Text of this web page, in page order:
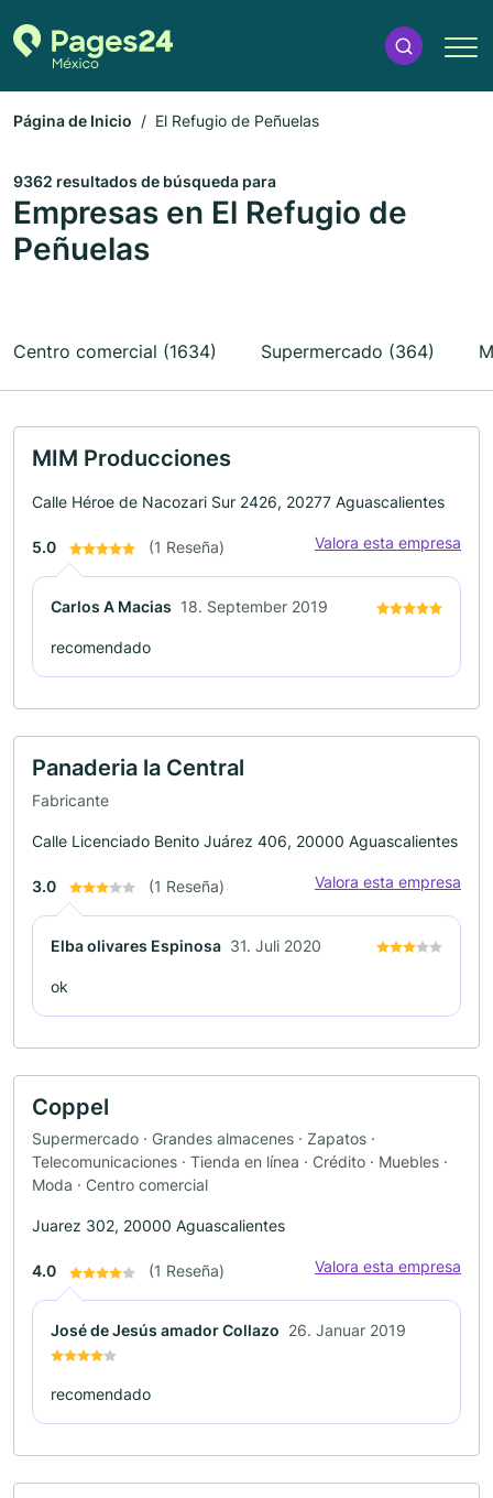
Página de Inicio El Refugio de Peñuelas
9362 resultados de búsqueda para
Empresas en El Refugio de
Peñuelas
Centro comercial (1634) Supermercado (364)
MIM Producciones
Calle Héroe de Nacozari Sur 2426, 20277 Aguascalientes
5.0 (1 Reseña) Valora esta empresa
Carlos A Macias 18. September 2019
recomendado
Panaderia la Central
Fabricante
Calle Licenciado Benito Juárez 406, 20000 Aguascalientes
3.0 (1 Reseña) Valora esta empresa
Elba olivares Espinosa 31. Juli 2020
ok
Coppel
Supermercado · Grandes almacenes · Zapatos ·
Telecomunicaciones · Tienda en línea · Crédito · Muebles ·
Moda · Centro comercial
Juarez 302, 20000 Aguascalientes
4.0 (1 Reseña) Valora esta empresa
José de Jesús amador Collazo 26. Januar 2019
recomendado